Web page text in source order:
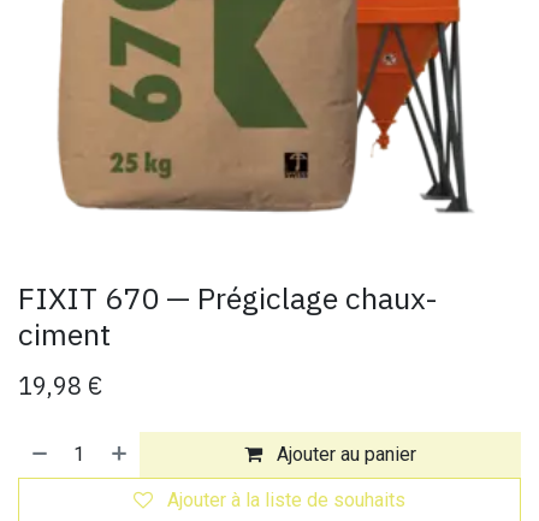
FIXIT 670 — Prégiclage chaux-
ciment
19,98 €
Ajouter au panier
Ajouter à la liste de souhaits